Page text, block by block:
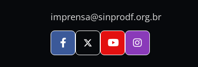
imprensa@sinprodf.org.br